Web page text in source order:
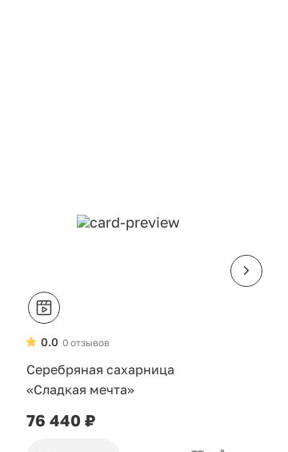
0 отзывов
0.0
Серебряная сахарница
«Сладкая мечта»
76 440 ₽